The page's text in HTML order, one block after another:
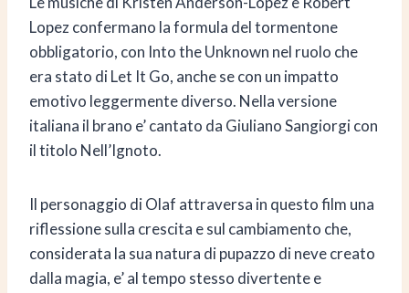
Lopez confermano la formula del tormentone
obbligatorio, con Into the Unknown nel ruolo che
era stato di Let It Go, anche se con un impatto
emotivo leggermente diverso. Nella versione
italiana il brano e’ cantato da Giuliano Sangiorgi con
il titolo Nell’Ignoto.
Il personaggio di Olaf attraversa in questo film una
riflessione sulla crescita e sul cambiamento che,
considerata la sua natura di pupazzo di neve creato
dalla magia, e’ al tempo stesso divertente e